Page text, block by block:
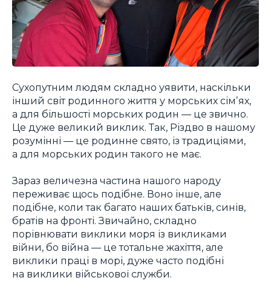
Сухопутним людям складно уявити, наскільки
інший світ родинного життя у морських сімʼях,
а для більшості морських родин — це звично.
Це дуже великий виклик. Так, Різдво в нашому
розумінні — це родинне свято, із традиціями,
а для морських родин такого не має.
Зараз величезна частина нашого народу
переживає щось подібне. Воно інше, але
подібне, коли так багато наших батьків, синів,
братів на фронті. Звичайно, складно
порівнювати виклики моря із викликами
війни, бо війна — це тотальне жахіття, але
виклики праці в морі, дуже часто подібні
на виклики військової служби.